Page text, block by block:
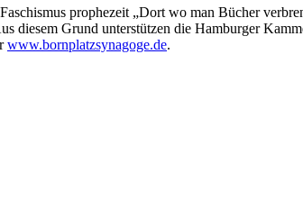
prophezeit „Dort wo man Bücher
diesem Grund unterstützen die Hamburger
www.bornplatzsynagoge.de.